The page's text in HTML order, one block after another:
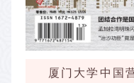
厦门大学中国